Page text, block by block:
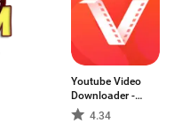
Youtube Video
Downloader -
VidMate
4.34